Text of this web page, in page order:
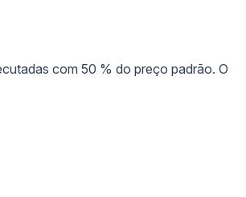
com 50 % do preço padrão. O